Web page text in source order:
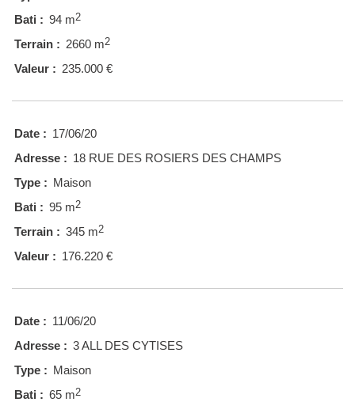
Bati : 94 m2
Terrain : 2660 m2
Valeur : 235.000 €
Date : 17/06/20
Adresse : 18 RUE DES ROSIERS DES CHAMPS
Type : Maison
Bati : 95 m2
Terrain : 345 m2
Valeur : 176.220 €
Date : 11/06/20
Adresse : 3 ALL DES CYTISES
Type : Maison
Bati : 65 m2